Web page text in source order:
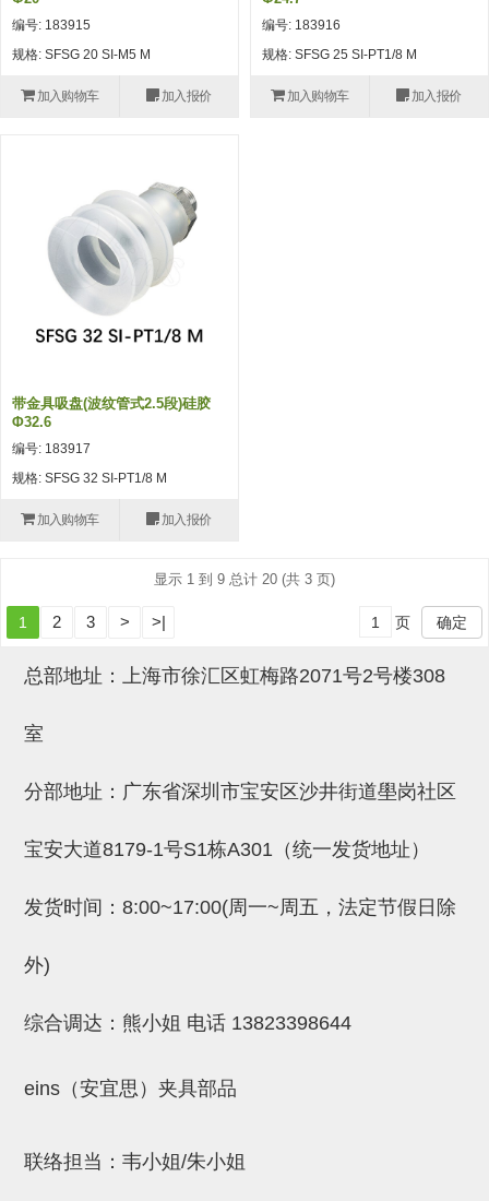
编号: 183915
规格: SFSG 20 SI-M5 M
加入购物车 加入报价
编号: 183916
规格: SFSG 25 SI-PT1/8 M
加入购物车 加入报价
带金具吸盘(波纹管式2.5段)硅胶
Φ32.6
编号: 183917
规格: SFSG 32 SI-PT1/8 M
加入购物车 加入报价
显示 1 到 9 总计 20 (共 3 页)
1 2 3 > >| 页 确定
总部地址：上海市徐汇区虹梅路2071号2号楼308
室
分部地址：广东省深圳市宝安区沙井街道壆岗社区
宝安大道8179-1号S1栋A301（统一发货地址）
发货时间：8:00~17:00(周一~周五，法定节假日除
外)
综合调达：熊小姐 电话 13823398644
eins（安宜思）夹具部品
联络担当：韦小姐/朱小姐
光电区域传感器 (1)
AND基板 (4)
电源通信10单元 (4)
吸盘(嵌入式)
吸盘(螺丝固定式)
吸盘(自由式&十字&蛇纹)
吸盘(附海绵)
吸盘(附EP海绵)
吸盘用配件(EP海绵、静电消除
片)
带金具吸盘(扁平真空式)
带金具吸盘(长圆式)
带金具吸盘(波纹管式1.5段)
带金具吸盘(波纹管式2.5段)
交换用吸盘
吸着金具(细微型、微型)
吸着金具(附保持机能)
防转式金具(细微型、微型、小型)
固定式/微型气缸用/调整器(其他)
吸盘套吸盘
HNW系列